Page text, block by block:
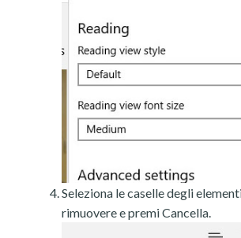
Seleziona le caselle degli
rimuovere e premi Cancella.